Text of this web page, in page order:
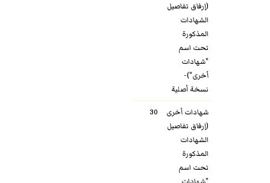
(إرفاق تفاصيل
الشهادات
المذكورة
تحت اسم
"شهادات
أخرى")-
نسخة أصلية
شهادات أخرى
(إرفاق تفاصيل
الشهادات
المذكورة
تحت اسم
30